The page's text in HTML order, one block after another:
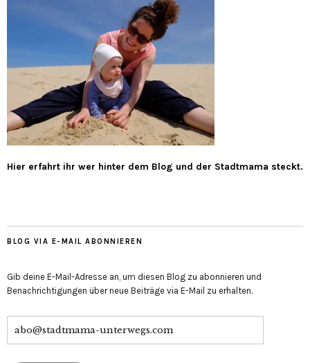
Hier erfahrt ihr wer hinter dem Blog und der Stadtmama steckt.
BLOG VIA E-MAIL ABONNIEREN
Gib deine E-Mail-Adresse an, um diesen Blog zu abonnieren und
Benachrichtigungen über neue Beiträge via E-Mail zu erhalten.